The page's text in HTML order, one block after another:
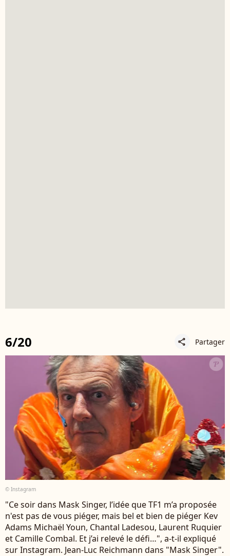
6/20 share Partager
© Instagram
"Ce soir dans Mask Singer, l’idée que TF1 m’a proposée
n'est pas de vous piéger, mais bel et bien de piéger Kev
Adams Michaël Youn, Chantal Ladesou, Laurent Ruquier
et Camille Combal. Et j’ai relevé le défi…", a-t-il expliqué
sur Instagram. Jean-Luc Reichmann dans "Mask Singer".